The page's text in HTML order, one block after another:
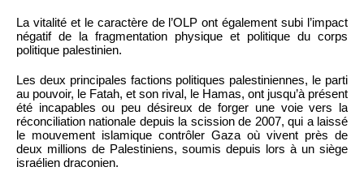
La vitalité et le caractère de l’OLP ont également subi l’impact
négatif de la fragmentation physique et politique du corps
politique palestinien.
Les deux principales factions politiques palestiniennes, le parti
au pouvoir, le Fatah, et son rival, le Hamas, ont jusqu’à présent
été incapables ou peu désireux de forger une voie vers la
réconciliation nationale depuis la scission de 2007, qui a laissé
le mouvement islamique contrôler Gaza où vivent près de
deux millions de Palestiniens, soumis depuis lors à un siège
israélien draconien.